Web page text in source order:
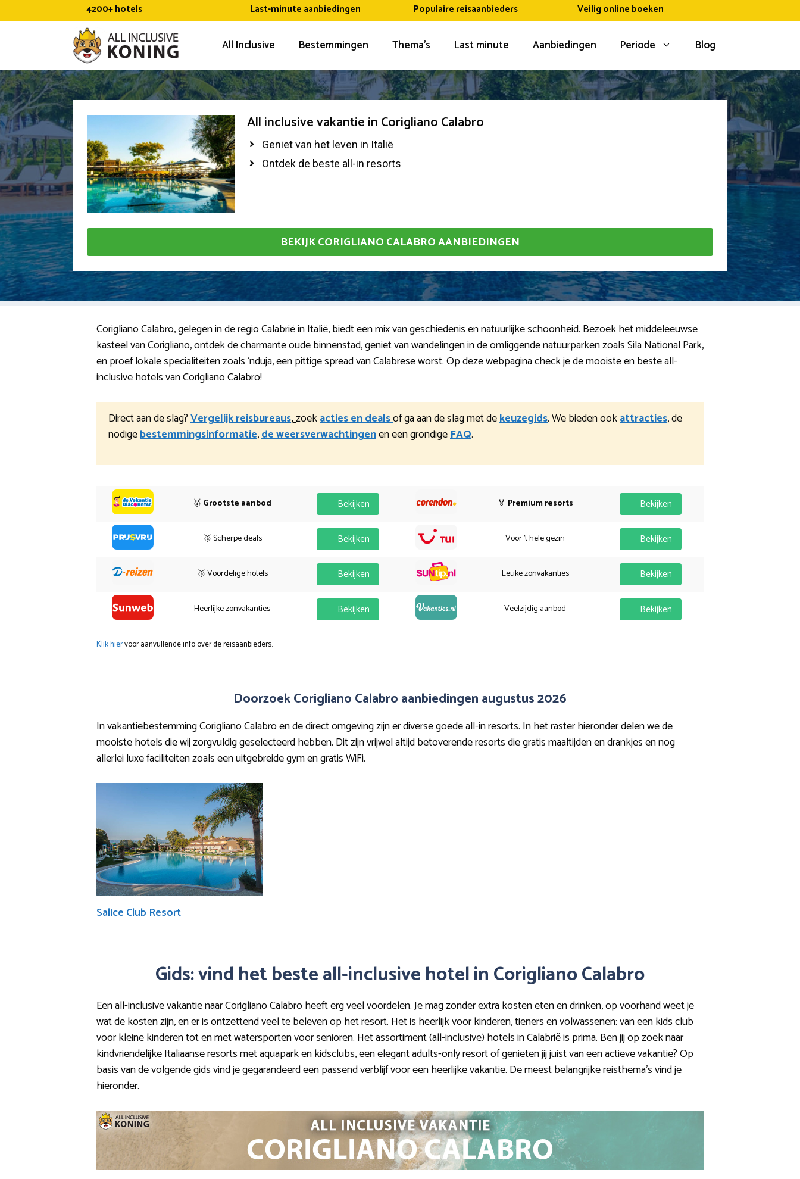
naar
4200+ hotels Last-minute aanbiedingen Populaire reisaanbieders Veilig online boeken
All Inclusive Bestemmingen Thema’s Last minute Aanbiedingen Periode Blog
All inclusive vakantie in Corigliano Calabro
Geniet van het leven in Italië
Ontdek de beste all-in resorts
BEKIJK CORIGLIANO CALABRO AANBIEDINGEN
Corigliano Calabro, gelegen in de regio Calabrië in Italië, biedt een mix van geschiedenis en natuurlijke schoonheid. Bezoek het middeleeuwse
kasteel van Corigliano, ontdek de charmante oude binnenstad, geniet van wandelingen in de omliggende natuurparken zoals Sila National Park,
en proef lokale specialiteiten zoals ‘nduja, een pittige spread van Calabrese worst. Op deze webpagina check je de mooiste en beste all-
inclusive hotels van Corigliano Calabro!
Direct aan de slag?Vergelijk reisbureaus,zoekacties en dealsof ga aan de slag met dekeuzegids. We bieden ookattracties, de
nodigebestemmingsinformatie,de weersverwachtingenen een grondigeFAQ.
🥇 Grootste aanbod Bekijken
🥈 Scherpe deals Bekijken
🥉 Voordelige hotels Bekijken
Heerlijke zonvakanties Bekijken
🏅 Premium resorts Bekijken
Voor 't hele gezin Bekijken
Leuke zonvakanties Bekijken
Veelzijdig aanbod Bekijken
Klik hiervoor aanvullende info over de reisaanbieders.
Doorzoek Corigliano Calabro aanbiedingen augustus 2026
In vakantiebestemming Corigliano Calabro en de direct omgeving zijn er diverse goede all-in resorts. In het raster hieronder delen we de
mooiste hotels die wij zorgvuldig geselecteerd hebben. Dit zijn vrijwel altijd betoverende resorts die gratis maaltijden en drankjes en nog
allerlei luxe faciliteiten zoals een uitgebreide gym en gratis WiFi.
Salice Club Resort
Gids: vind het beste all-inclusive hotel in Corigliano Calabro
Een all-inclusive vakantie naar Corigliano Calabro heeft erg veel voordelen. Je mag zonder extra kosten eten en drinken, op voorhand weet je
wat de kosten zijn, en er is ontzettend veel te beleven op het resort. Het is heerlijk voor kinderen, tieners en volwassenen: van een kids club
voor kleine kinderen tot en met watersporten voor senioren. Het assortiment (all-inclusive) hotels in Calabrië is prima. Ben jij op zoek naar
kindvriendelijke Italiaanse resorts met aquapark en kidsclubs, een elegant adults-only resort of genieten jij juist van een actieve vakantie? Op
basis van de volgende gids vind je gegarandeerd een passend verblijf voor een heerlijke vakantie. De meest belangrijke reisthema’s vind je
hieronder.